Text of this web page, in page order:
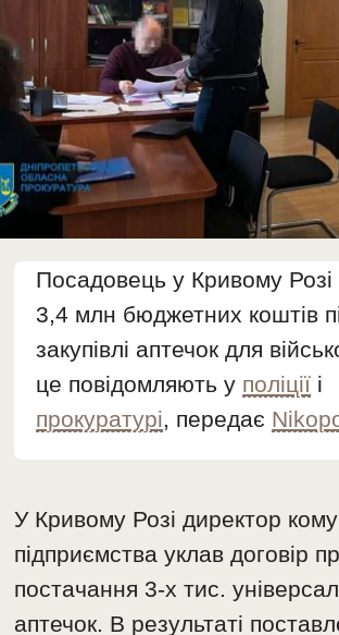
Посадовець у Кривому Розі
3,4 млн бюджетних коштів
закупівлі аптечок для
це повідомляють у поліції і
прокуратурі, передає
У Кривому Розі директор
підприємства уклав договір
постачання 3-х тис.
аптечок. В результаті